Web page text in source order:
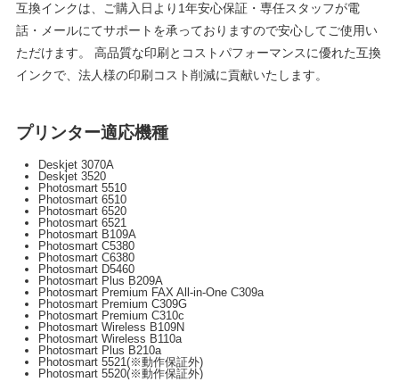
互換インクは、ご購入日より1年安心保証・専任スタッフが電
話・メールにてサポートを承っておりますので安心してご使用い
ただけます。 高品質な印刷とコストパフォーマンスに優れた互換
インクで、法人様の印刷コスト削減に貢献いたします。
プリンター適応機種
Deskjet 3070A
Deskjet 3520
Photosmart 5510
Photosmart 6510
Photosmart 6520
Photosmart 6521
Photosmart B109A
Photosmart C5380
Photosmart C6380
Photosmart D5460
Photosmart Plus B209A
Photosmart Premium FAX All-in-One C309a
Photosmart Premium C309G
Photosmart Premium C310c
Photosmart Wireless B109N
Photosmart Wireless B110a
Photosmart Plus B210a
Photosmart 5521(※動作保証外)
Photosmart 5520(※動作保証外)